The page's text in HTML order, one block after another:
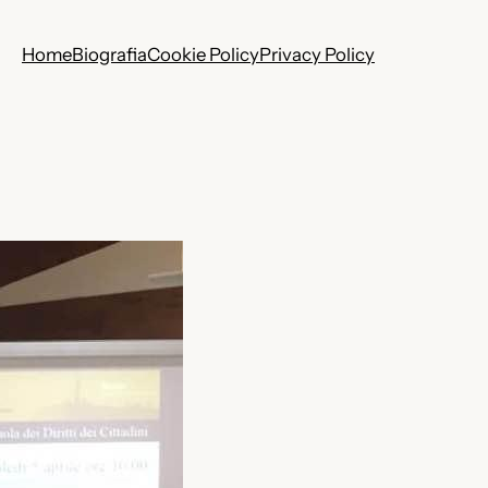
HomeBiografiaCookie PolicyPrivacy Policy